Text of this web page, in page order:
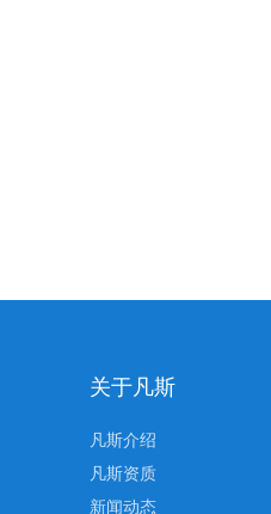
关于凡斯
凡斯介绍
凡斯资质
新闻动态